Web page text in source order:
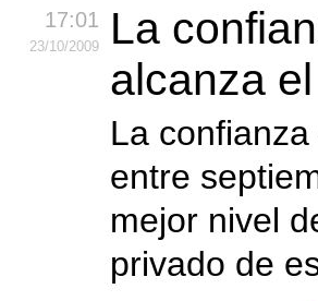
17:01
23/10/2009
La
alcanza
La
entre
mejor nivel
privado de